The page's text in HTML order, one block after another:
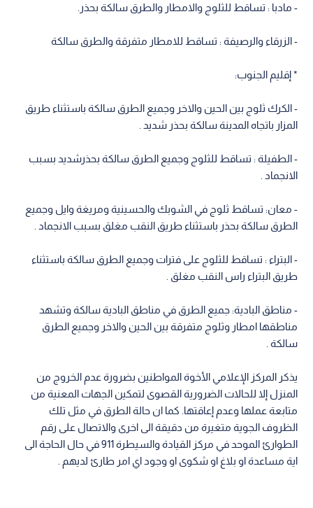
- مادبا : تساقط للثلوج والامطار والطرق سالكة بحذر.
- الزرقاء والرصيفة : تساقط للامطار متفرقة والطرق سالكة
* إقليم الجنوب:
- الكرك ثلوج بين الحين والاخر وجميع الطرق سالكة باستثناء طريق
المزار باتجاه المدينة سالكة بحذر شديد .
- الطفيلة : تساقط للثلوج وجميع الطرق سالكة بحذرشديد بسبب
الانجماد .
- معان: تساقط ثلوج في الشوبك والحسينية ومريغة وايل وجميع
الطرق سالكة بحذر باستثناء طريق النقب مغلق بسبب الانجماد .
- البتراء : تساقط للثلوج على فترات وجميع الطرق سالكة باستثناء
طريق البتراء راس النقب مغلق .
- مناطق البادية: جميع الطرق في مناطق البادية سالكة وتشهد
مناطقها امطار وثلوج متفرقة بين الحين والاخر وجميع الطرق
سالكة .
يذكر المركز الإعلامي الأخوة المواطنين بضرورة عدم الخروج من
المنزل إلا للحالات الضرورية القصوى لتمكين الجهات المعنية من
متابعة عملها وعدم إعاقتها. كما ان حالة الطرق في مثل تلك
الظروف الجوية متغيرة من دقيقة الى اخرى والاتصال على رقم
الطوارئ الموحد في مركز القيادة والسيطرة 911 في حال الحاجة الى
اية مساعدة او بلاغ او شكوى او وجود اي امر طارئ لديهم .